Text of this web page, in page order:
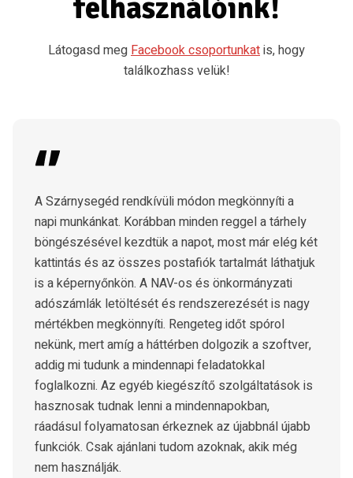
felhasználóink!
Látogasd meg Facebook csoportunkatis, hogy
találkozhass velük!
A Szárnysegéd rendkívüli módon megkönnyíti a
napi munkánkat. Korábban minden reggel a tárhely
böngészésével kezdtük a napot, most már elég két
kattintás és az összes postafiók tartalmát láthatjuk
is a képernyőnkön. A NAV-os és önkormányzati
adószámlák letöltését és rendszerezését is nagy
mértékben megkönnyíti. Rengeteg időt spórol
nekünk, mert amíg a háttérben dolgozik a szoftver,
addig mi tudunk a mindennapi feladatokkal
foglalkozni. Az egyéb kiegészítő szolgáltatások is
hasznosak tudnak lenni a mindennapokban,
ráadásul folyamatosan érkeznek az újabbnál újabb
funkciók. Csak ajánlani tudom azoknak, akik még
nem használják.